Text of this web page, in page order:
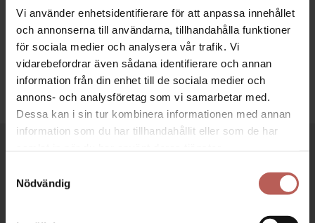
Vi använder enhetsidentifierare för att anpassa innehållet
och annonserna till användarna, tillhandahålla funktioner
för sociala medier och analysera vår trafik. Vi
vidarebefordrar även sådana identifierare och annan
information från din enhet till de sociala medier och
annons- och analysföretag som vi samarbetar med.
Dessa kan i sin tur kombinera informationen med annan
information som du har tillhandahållit eller som de har
Nödvändig
OPTIMISTEN
J
Hos oss har du alltid 90 dagars full returrätt